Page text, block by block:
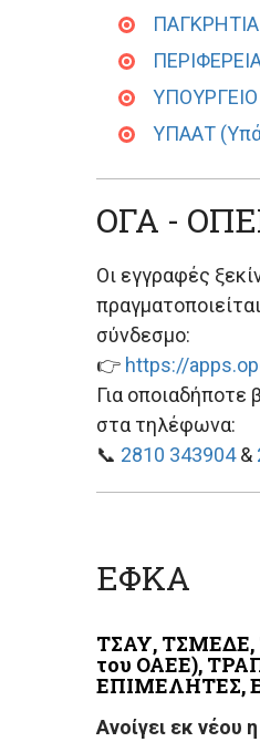
ΥΠΟΥΡΓΕΙΟ
ΥΠΑΑΤ
ΟΓΑ -
Οι εγγραφές
σύνδεσμο:
👉 https://
Για οποιαδήποτε
στα τηλέφωνα:
📞 2810 343904&
ΕΦΚΑ
ΤΣΑΥ, ΤΣΜΕΔΕ,
του ΟΑΕΕ),
ΕΠΙΜΕΛΗΤΕΣ,
Ανοίγει εκ νέου